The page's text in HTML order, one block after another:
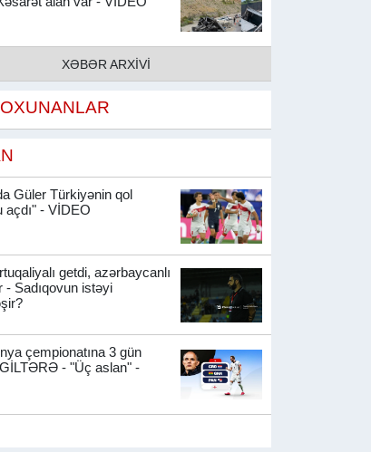
XƏBƏR ARXİVİ
Güler Türkiyənin qol
açdı" - VİDEO
getdi, azərbaycanlı
- Sadıqovun istəyi
çempionatına 3 gün
- "Üç aslan" -